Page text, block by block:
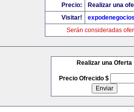
Precio:
Realizar una
Visitar!
Serán consideradas
Realizar una Oferta
Precio Ofrecido $